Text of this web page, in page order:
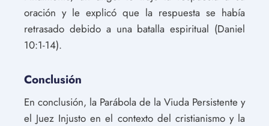
oración y le explicó que la respuesta se había
retrasado debido a una batalla espiritual (Daniel
10:1-14).
Conclusión
En conclusión, la Parábola de la Viuda Persistente y
el Juez Injusto en el contexto del cristianismo y la